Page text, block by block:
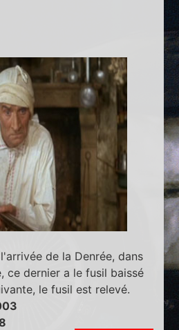
de la Denrée, dans
ce dernier a le fusil baissé
le fusil est relevé.